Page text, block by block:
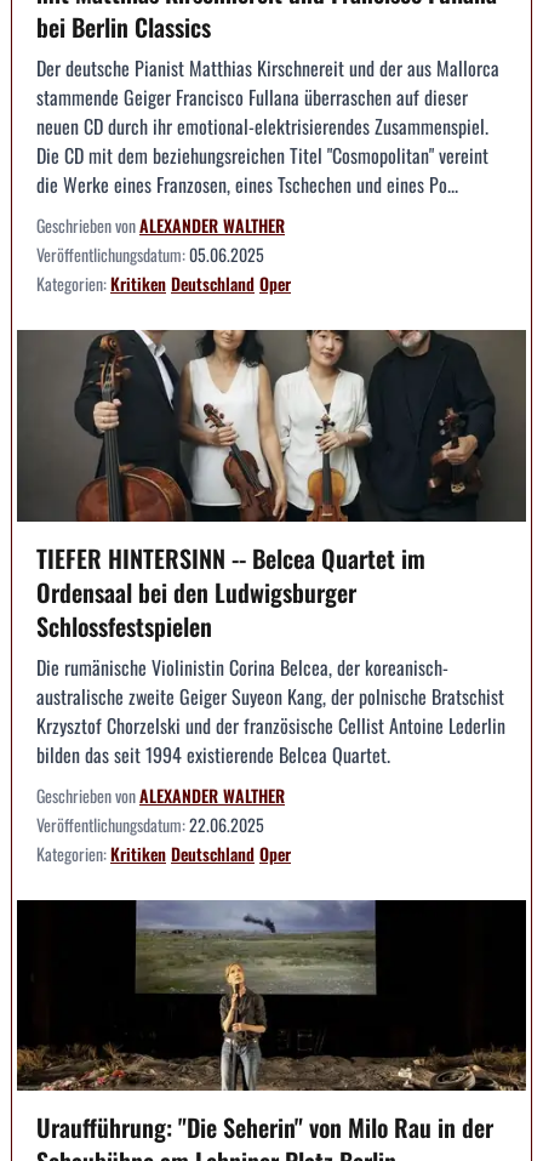
bei Berlin Classics
Der deutsche Pianist Matthias Kirschnereit und der aus Mallorca
stammende Geiger Francisco Fullana überraschen auf dieser
neuen CD durch ihr emotional-elektrisierendes Zusammenspiel.
Die CD mit dem beziehungsreichen Titel "Cosmopolitan" vereint
die Werke eines Franzosen, eines Tschechen und eines Po...
Geschrieben vonALEXANDER WALTHER
Veröffentlichungsdatum:05.06.2025
Kategorien:KritikenDeutschlandOper
TIEFER HINTERSINN -- Belcea Quartet im
Ordensaal bei den Ludwigsburger
Schlossfestspielen
Die rumänische Violinistin Corina Belcea, der koreanisch-
australische zweite Geiger Suyeon Kang, der polnische Bratschist
Krzysztof Chorzelski und der französische Cellist Antoine Lederlin
bilden das seit 1994 existierende Belcea Quartet.
Geschrieben vonALEXANDER WALTHER
Veröffentlichungsdatum:22.06.2025
Kategorien:KritikenDeutschlandOper
Uraufführung: "Die Seherin" von Milo Rau in der